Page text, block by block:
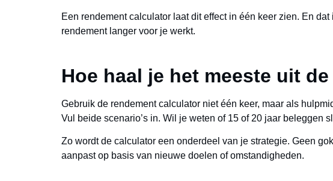
Een rendement calculator laat dit effect in één keer zien. En
rendement langer voor je werkt.
Hoe haal je het meeste uit
Gebruik de rendement calculator niet één keer, maar als
Vul beide scenario’s in. Wil je weten of 15 of 20 jaar beleggen
Zo wordt de calculator een onderdeel van je strategie. Geen
aanpast op basis van nieuwe doelen of omstandigheden.